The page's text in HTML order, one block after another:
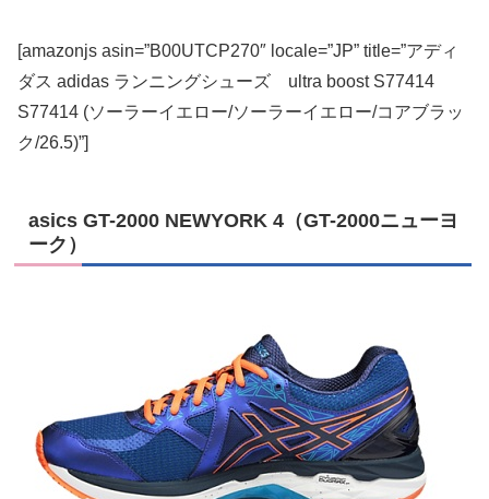
[amazonjs asin=”B00UTCP270″ locale=”JP” title=”アディ
ダス adidas ランニングシューズ ultra boost S77414
S77414 (ソーラーイエロー/ソーラーイエロー/コアブラッ
ク/26.5)”]
asics GT-2000 NEWYORK 4（GT-2000ニューヨ
ーク）